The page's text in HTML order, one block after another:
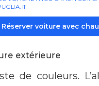
Réserver voiture avec
extérieure
de couleurs.